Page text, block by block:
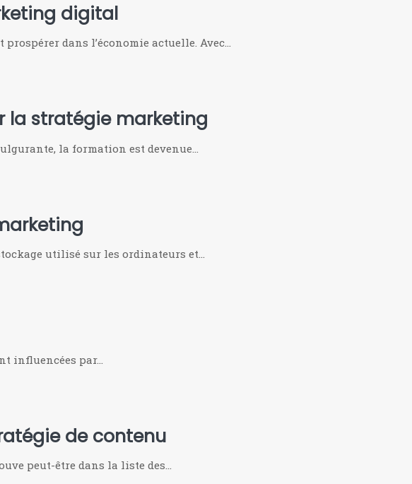
digital
dans l’économie actuelle. Avec…
la stratégie marketing
la formation est devenue…
utilisé sur les ordinateurs et…
influencées par…
de contenu
peut-être dans la liste des…